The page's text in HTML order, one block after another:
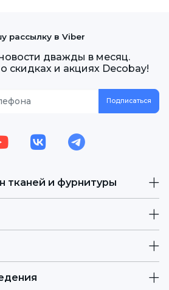
тканей и фурнитуры
рассылку в Viber
дважды в месяц.
скидках и акциях Decobay!